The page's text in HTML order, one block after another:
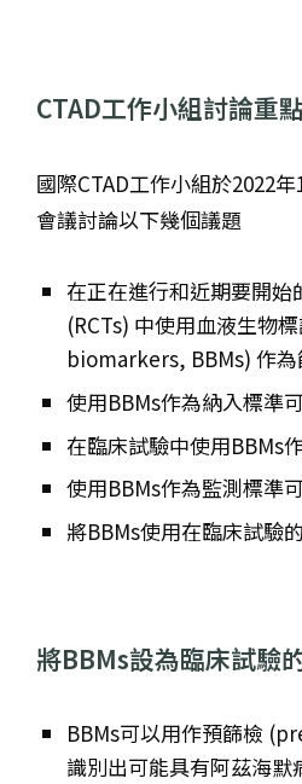
CTAD工作小組討論重點
國際CTAD工作小組於2022
會議討論以下幾個議題
在正在進行和近期要開始
(RCTs) 中使用血液生物
biomarkers, BBMs) 作
使用BBMs作為納入標準
在臨床試驗中使用BBMs
使用BBMs作為監測標準
將BBMs使用在臨床試驗
將BBMs設為臨床試驗
BBMs可以用作預篩檢
識別出可能具有阿茲海